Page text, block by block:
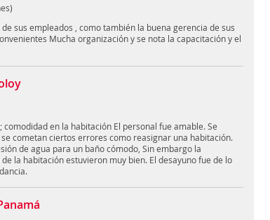
)
sus empleados , como también la buena gerencia de sus
Mucha organización y se nota la capacitación y el
en la habitación El personal fue amable. Se
cometan ciertos errores como reasignar una habitación.
de agua para un baño cómodo, Sin embargo la
la habitación estuvieron muy bien. El desayuno fue de lo